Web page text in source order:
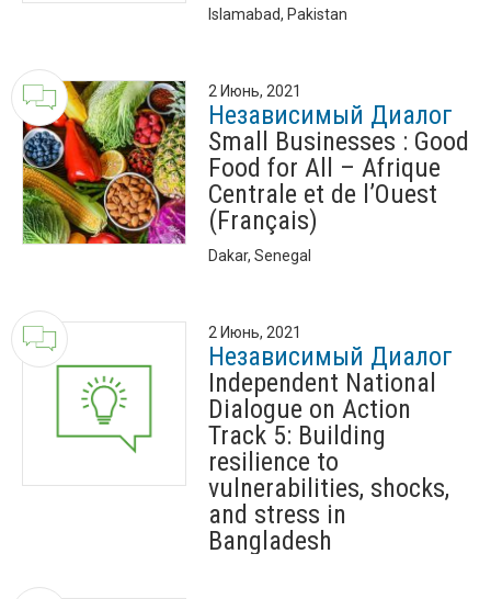
Islamabad, Pakistan
2 Июнь, 2021
Независимый Диалог
Small Businesses : Good
Food for All – Afrique
Centrale et de l’Ouest
(Français)
Dakar, Senegal
2 Июнь, 2021
Независимый Диалог
Independent National
Dialogue on Action
Track 5: Building
resilience to
vulnerabilities, shocks,
and stress in
Bangladesh